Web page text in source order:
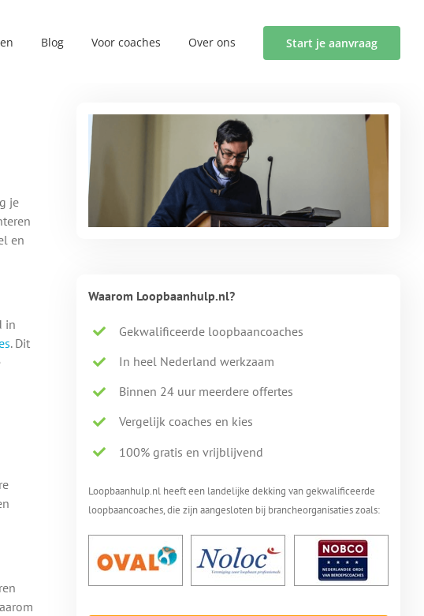
Blog Voor coaches Over ons Start je aanvraag
je
en
in
. Dit
Waarom Loopbaanhulp.nl?
Gekwalificeerde loopbaancoaches
In heel Nederland werkzaam
Binnen 24 uur meerdere offertes
Vergelijk coaches en kies
100% gratis en vrijblijvend
Loopbaanhulp.nl heeft een landelijke dekking van gekwalificeerde
loopbaancoaches, die zijn aangesloten bij brancheorganisaties zoals: